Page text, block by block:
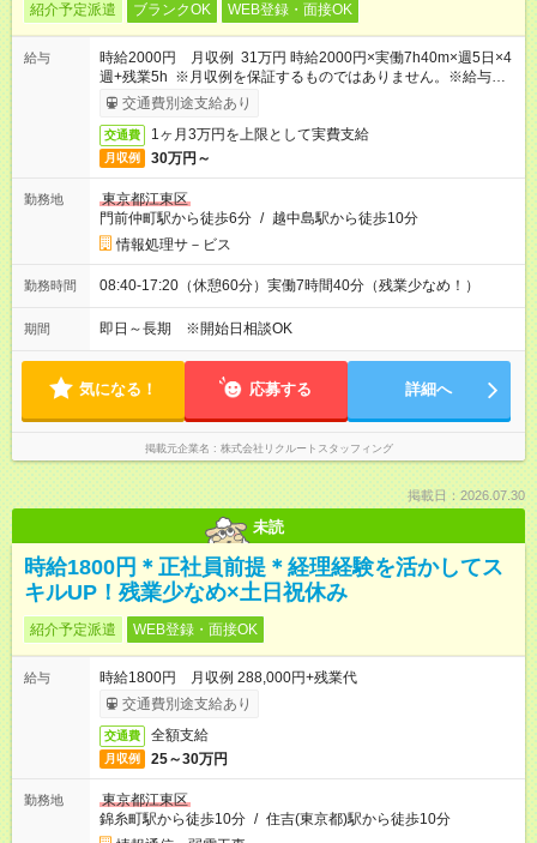
紹介予定派遣 ブランクOK WEB登録・面接OK
給与
時給2000円 月収例 31万円 時給2000円×実働7h40m×週5日×4
週+残業5h ※月収例を保証するものではありません。※給与即受
取りサービス利用可（利用条件有）
交通費別途支給あり
交通費 1ヶ月3万円を上限として実費支給
月収例 30万円～
勤務地
東京都江東区
門前仲町駅から徒歩6分 / 越中島駅から徒歩10分
情報処理サ－ビス
勤務時間 08:40-17:20（休憩60分）実働7時間40分（残業少なめ！）
期間 即日～長期 ※開始日相談OK
気になる！ 応募する 詳細へ
掲載元企業名 株式会社リクルートスタッフィング
掲載日：2026.07.30
未読
時給1800円＊正社員前提＊経理経験を活かしてス
キルUP！残業少なめ×土日祝休み
紹介予定派遣 WEB登録・面接OK
給与
時給1800円 月収例 288,000円+残業代
交通費別途支給あり
交通費 全額支給
月収例 25～30万円
勤務地
東京都江東区
錦糸町駅から徒歩10分 / 住吉(東京都)駅から徒歩10分